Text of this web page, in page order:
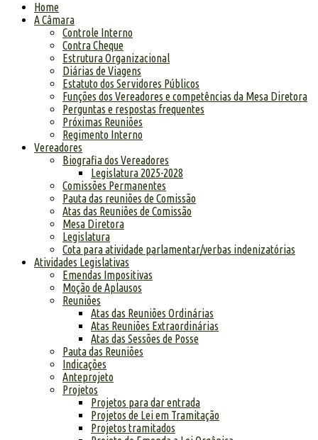
Home
A Câmara
Controle Interno
Contra Cheque
Estrutura Organizacional
Diárias de Viagens
Estatuto dos Servidores Públicos
Funções dos Vereadores e competências da Mesa Diretora
Perguntas e respostas frequentes
Próximas Reuniões
Regimento Interno
Vereadores
Biografia dos Vereadores
Legislatura 2025-2028
Comissões Permanentes
Pauta das reuniões de Comissão
Atas das Reuniões de Comissão
Mesa Diretora
Legislatura
Cota para atividade parlamentar/verbas indenizatórias
Atividades Legislativas
Emendas Impositivas
Moção de Aplausos
Reuniões
Atas das Reuniões Ordinárias
Atas Reuniões Extraordinárias
Atas das Sessões de Posse
Pauta das Reuniões
Indicações
Anteprojeto
Projetos
Projetos para dar entrada
Projetos de Lei em Tramitação
Projetos tramitados